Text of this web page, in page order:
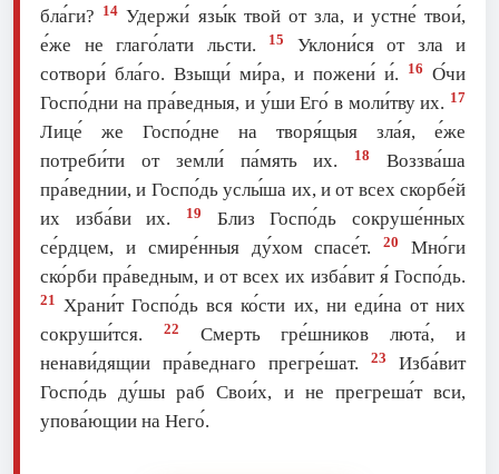
бла́ги? 14 Удержи́ язы́к твой от зла, и устне́ твои́,
е́же не глаго́лати льсти.
15
Уклони́ся от зла и
сотвори́ бла́го. Взыщи́ ми́ра, и пожени́ и́.
16 О́чи
Госпо́дни на пра́ведныя, и у́ши Его́ в моли́тву их. 17
Лице́ же Госпо́дне на творя́щыя зла́я, е́же
потреби́ти от земли́ па́мять их.
18
Воззва́ша
пра́веднии, и Госпо́дь услы́ша их, и от всех скорбе́й
их изба́ви их.
19
Близ Госпо́дь сокруше́нных
се́рдцем, и смире́нныя ду́хом спасе́т.20
Мно́ги
ско́рби пра́ведным, и от всех их изба́вит я́ Госпо́дь.
21 Храни́т Госпо́дь вся ко́сти их, ни еди́на от них
сокруши́тся.
22
Смерть гре́шников люта́, и
ненави́дящии пра́веднаго прегре́шат.
23
Изба́вит
Госпо́дь ду́шы раб Свои́х, и не прегреша́т вси,
упова́ющии на Него́.